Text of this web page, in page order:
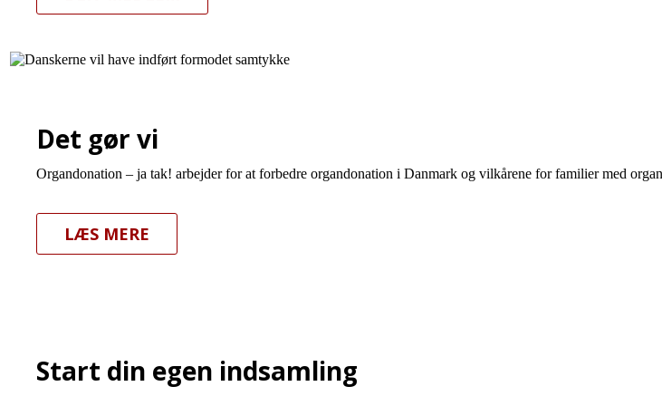
Det gør vi
Organdonation – ja tak! arbejder for at forbedre organdonation i Danmark og vilkårene for familier med
LÆS MERE
Start din egen indsamling